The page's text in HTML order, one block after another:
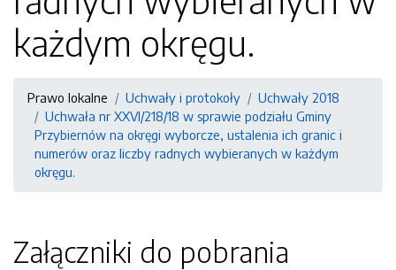
każdym okręgu.
Prawo lokalne Uchwały i protokoły
Uchwały 2018
Uchwała nr XXVI/218/18 w sprawie podziału Gminy
Przybiernów na okręgi wyborcze, ustalenia ich granic i
numerów oraz liczby radnych wybieranych w każdym
okręgu.
Załączniki do pobrania